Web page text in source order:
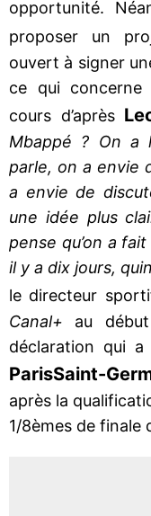
opportunité.
proposer un
ouvert à signer
ce qui concerne
cours d’après
Mbappé ? On a
parle, on a envie
a envie de
une idée plus
pense qu’on a
il y a dix jours,
le directeur
Canal+ au
déclaration qui
ParisSaint-
après la
1/8èmes de finale